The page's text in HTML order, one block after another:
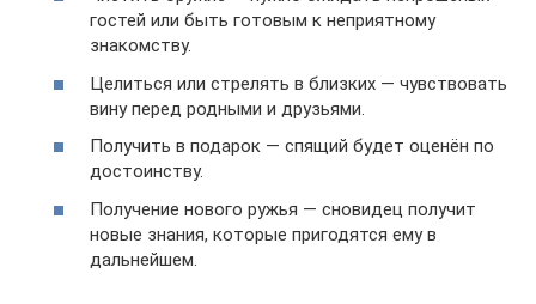
гостей или быть готовым к неприятному
знакомству.
Целиться или стрелять в близких — чувствовать
вину перед родными и друзьями.
Получить в подарок — спящий будет оценён по
достоинству.
Получение нового ружья — сновидец получит
новые знания, которые пригодятся ему в
дальнейшем.